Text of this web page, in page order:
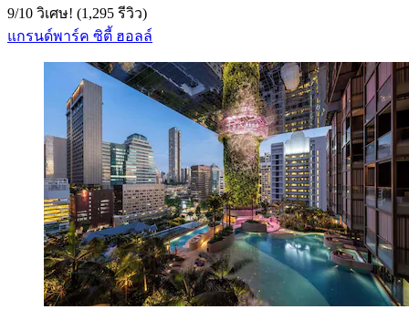
9/10 วิเศษ! (1,295 รีวิว)
แกรนด์พาร์ค ซิตี้ ฮอลล์